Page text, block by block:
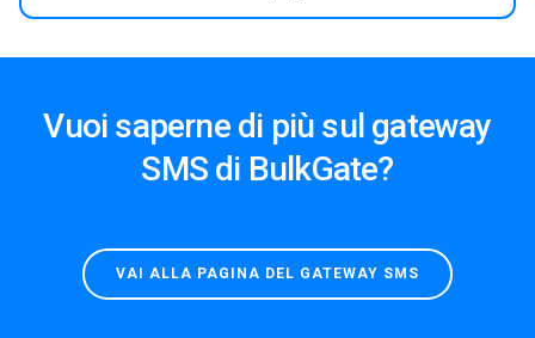
Vuoi saperne di più sul gateway
SMS di BulkGate?
VAI ALLA PAGINA DEL GATEWAY SMS